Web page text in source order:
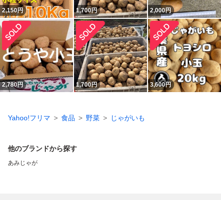
2,150円 1,700円 2,000円
2,780円 1,700円 3,600円
Yahoo!フリマ 食品 野菜 じゃがいも
他のブランドから探す
あみじゃが